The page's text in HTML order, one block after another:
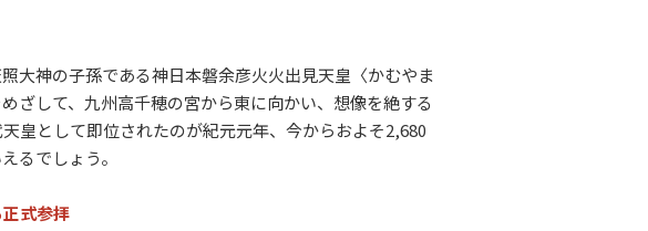
大神の子孫である神日本磐余彦火火出見天皇〈かむやま
ざして、九州高千穂の宮から東に向かい、想像を絶する
皇として即位されたのが紀元元年、今からおよそ2,680
るでしょう。
式参拝